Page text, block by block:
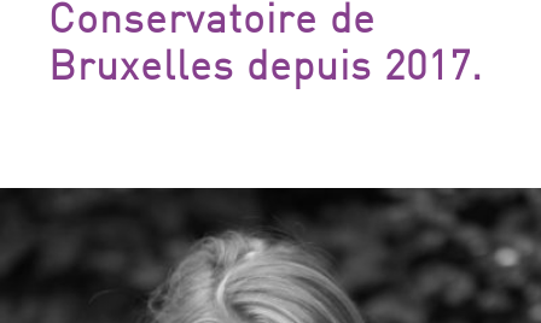
Conservatoire de
Bruxelles depuis 2017.